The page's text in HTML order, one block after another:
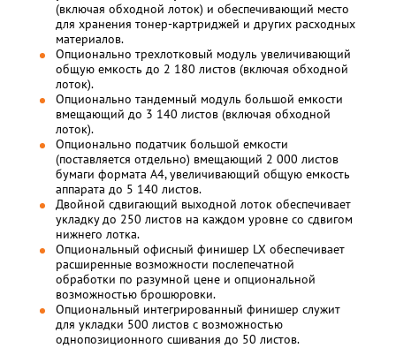
(включая обходной лоток) и обеспечивающий место
для хранения тонер-картриджей и других расходных
материалов.
Опционально трехлотковый модуль увеличивающий
общую емкость до 2 180 листов (включая обходной
лоток).
Опционально тандемный модуль большой емкости
вмещающий до 3 140 листов (включая обходной
лоток).
Опционально податчик большой емкости
(поставляется отдельно) вмещающий 2 000 листов
бумаги формата A4, увеличивающий общую емкость
аппарата до 5 140 листов.
Двойной сдвигающий выходной лоток обеспечивает
укладку до 250 листов на каждом уровне со сдвигом
нижнего лотка.
Опциональный офисный финишер LX обеспечивает
расширенные возможности послепечатной
обработки по разумной цене и опциональной
возможностью брошюровки.
Опциональный интегрированный финишер служит
для укладки 500 листов с возможностью
однопозиционного сшивания до 50 листов.